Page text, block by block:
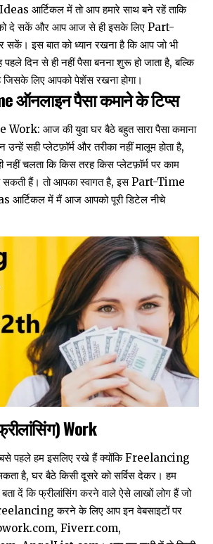
आर्टिकल में तो आप हमारे साथ बने रहें ताकि
दे सकें और आप आज से ही इसके लिए Part-
इस बात को ध्यान रखना है कि आप जो भी
दिन से ही नहीं पैसा बनना शुरू हो जाता है, बल्कि
लिए आपको पेशेंस रखना होगा।
ऑनलाइन पैसा कमाने के टिप्स
आज की युवा घर बैठे बहुत सारा पैसा कमाना
सही प्लेटफ़ॉर्म और तरीका नहीं मालूम होता है,
नहीं चलता कि किस तरह किस प्लेटफ़ॉर्म पर काम
हैं। तो आपका स्वागत है, इस Part-Time
में मैं आज आपको पूरी डिटेल नीचे
Work
पहले हम इसलिए रखे हैं क्योंकि Freelancing
है, घर बैठे किसी दूसरे को सर्विस देकर। हम
दें कि फ्रीलांसिंग करने वाले ऐसे लाखों लोग हैं जो
करने के लिए आप इन वेबसाइटों पर
, Fiverr.com,